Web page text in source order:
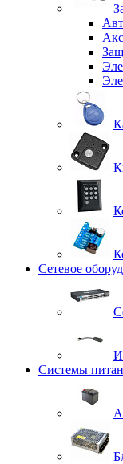
Сетевое
Системы